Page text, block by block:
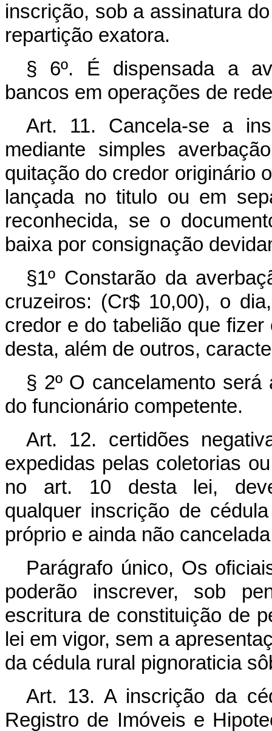
inscrição, sob a assinatura
repartição exatora.
§ 6º. É dispensada a
bancos em operações de
Art. 11. Cancela-se a
mediante simples
quitação do credor originário
lançada no titulo ou em
reconhecida, se o
baixa por consignação
§1º Constarão da
cruzeiros: (Cr$ 10,00), o
credor e do tabelião que
desta, além de outros,
§ 2º O cancelamento
do funcionário competente.
Art. 12. certidões
expedidas pelas coletorias
no art. 10 desta lei,
qualquer inscrição de
próprio e ainda não
Parágrafo único, Os
poderão inscrever, sob
escritura de constituição de
lei em vigor, sem a
da cédula rural pignoraticia
Art. 13. A inscrição da
Registro de Imóveis e